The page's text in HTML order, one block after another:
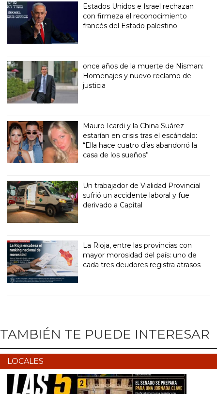
Estados Unidos e Israel rechazan
con firmeza el reconocimiento
francés del Estado palestino
once años de la muerte de Nisman:
Homenajes y nuevo reclamo de
justicia
Mauro Icardi y la China Suárez
estarían en crisis tras el escándalo:
“Ella hace cuatro días abandonó la
casa de los sueños”
Un trabajador de Vialidad Provincial
sufrió un accidente laboral y fue
derivado a Capital
La Rioja, entre las provincias con
mayor morosidad del país: uno de
cada tres deudores registra atrasos
TAMBIÉN TE PUEDE INTERESAR
LOCALES